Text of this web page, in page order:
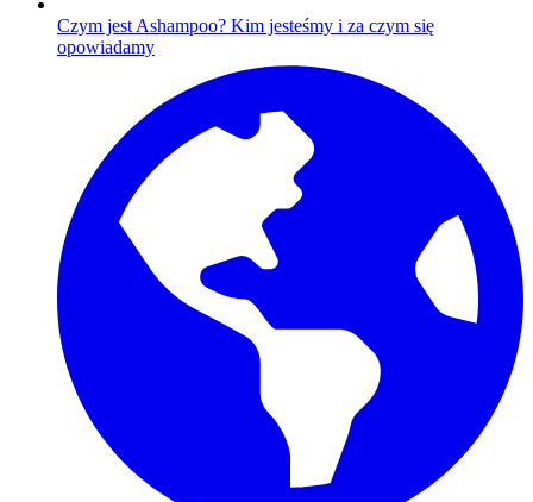
Czym jest Ashampoo? Kim jesteśmy i za czym się
opowiadamy